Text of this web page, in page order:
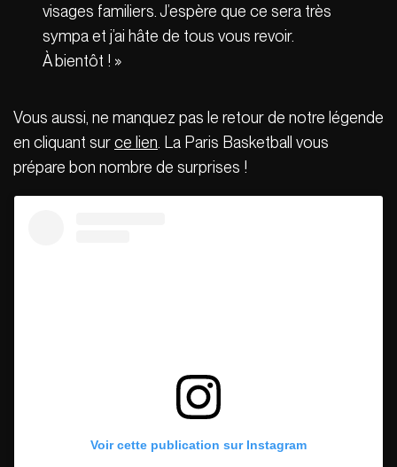
visages familiers. J’espère que ce sera très
sympa et j’ai hâte de tous vous revoir.
À bientôt ! »
Vous aussi, ne manquez pas le retour de notre légende
en cliquant surce lien . La Paris Basketball vous
prépare bon nombre de surprises !
Voir cette publication sur Instagram